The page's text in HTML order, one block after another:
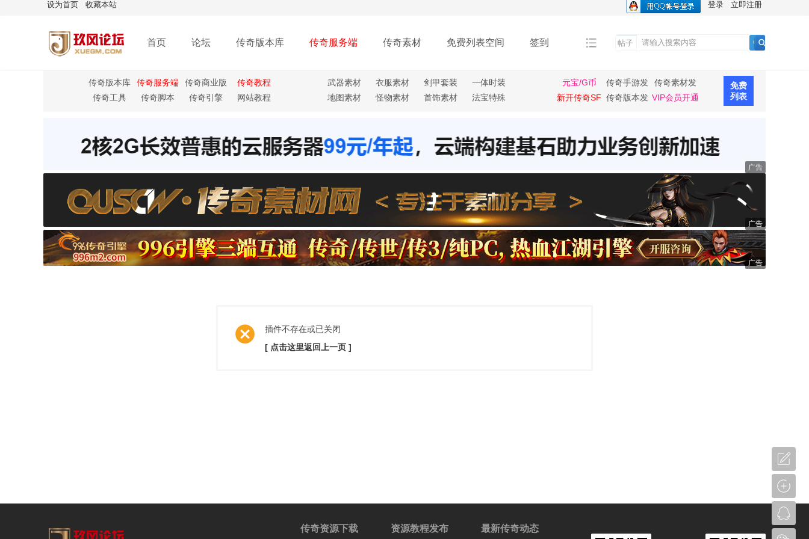
设为首页 收藏本站 登录 立即注册
首页 论坛 传奇版本库 传奇服务端 传奇素材 免费列表空间 签到 帖子
传奇版本库 传奇服务端
传奇商业版
本
传奇教程
传奇工具
传奇脚本 传奇引擎 网站教程
武器素材 衣服素材 剑甲套装
一体时装
地图素材
怪物素材 首饰素材 法宝特殊
元宝/G币
传奇手游发
布
传奇素材发
布
新开传奇SF 传奇版本发 VIP会员开通
免费
列表
广告
广告
广告
插件不存在或已关闭
[ 点击这里返回上一页 ]
传奇资源下载 资源教程发布 最新传奇动态